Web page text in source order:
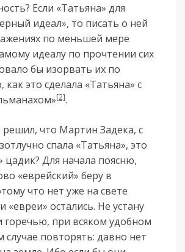
Если «Татьяна» для
идеал», то писать о ней
по меньшей мере
идеалу по прочтении сих
бы изорвать их по
это сделала «Татьяна» с
[2].
что Мартин Задека, с
спала «Татьяна», это
цадик? Для начала поясню,
«еврейский» беру в
что нет уже на свете
«евреи» остались. Не устану
горечью, при всяком удобном
случае повторять: давно нет